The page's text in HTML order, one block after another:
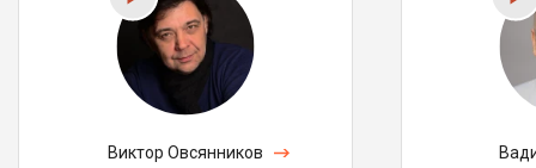
Виктор Овсянников